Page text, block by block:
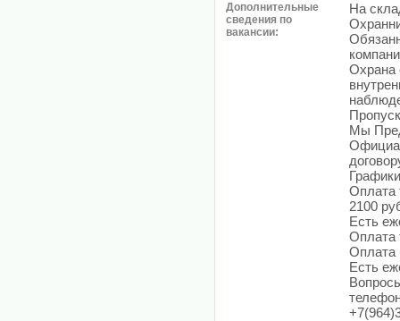
Дополнительные
сведения по
вакансии:
На
Охрана
Мы
Оплата
2100
Есть
Оплата
Оплата
Есть